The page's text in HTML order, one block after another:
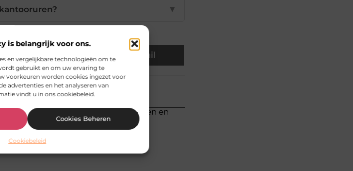
is belangrijk voor ons.
en vergelijkbare technologieën om te
gebruikt en om uw ervaring te
voorkeuren worden cookies ingezet voor
advertenties en het analyseren van
vindt u in ons cookiebeleid.
Cookies Beheren
Cookiebeleid
▼
LinkedIn Email
richt op het zorgvuldig selecteren en